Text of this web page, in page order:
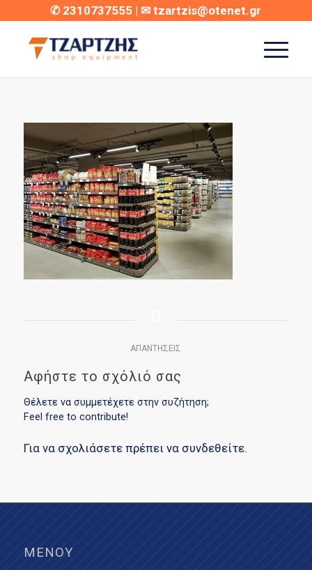
✆ 2310737555 | ✉tzartzis@otenet.gr
ΑΠΑΝΤΉΣΕΙΣ
Αφήστε το σχόλιό σας
Θέλετε να συμμετέχετε στην συζήτηση;
Feel free to contribute!
Για να σχολιάσετε πρέπει να συνδεθείτε.
ΜΕΝΟΎ